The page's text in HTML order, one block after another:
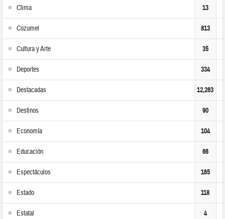
Clima 13
Cozumel 813
Cultura y Arte 35
Deportes 334
Destacadas 12,263
Destinos 90
Economía 104
Educación 66
Espectáculos 165
Estado 118
Estatal 4